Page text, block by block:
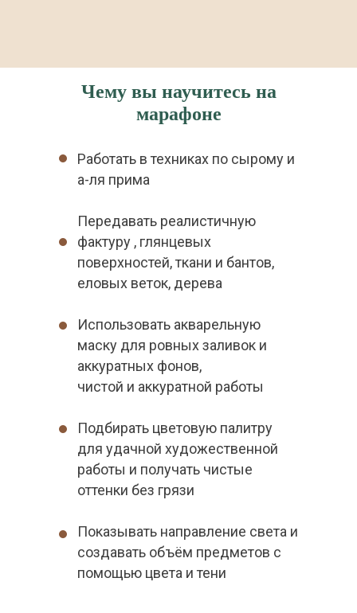
Чему вы научитесь на
марафоне
Работать в техниках по сырому и
а-ля прима
Передавать реалистичную
фактуру , глянцевых
поверхностей, ткани и бантов,
еловых веток, дерева
Использовать акварельную
маску для ровных заливок и
аккуратных фонов,
чистой и аккуратной работы
Подбирать цветовую палитру
для удачной художественной
работы и получать чистые
оттенки без грязи
Показывать направление света и
создавать объём предметов с
помощью цвета и тени